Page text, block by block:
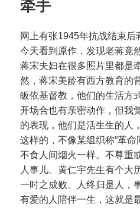
牵手
网上有张1945年抗战结束后
今天看到原作，发现老蒋竟
蒋宋夫妇在很多照片里都是
然，蒋宋美龄有西方教育的
皈依基督教，他们的生活方
开场合也有亲密动作，但我
的表现，他们是活生生的人
这样的，不像某组织称“革命
不食人间烟火一样。不尊重
人事儿。黄仁宇先生有个大
一时之成败。人终归是人，
有爱的人陪伴一生，这就是